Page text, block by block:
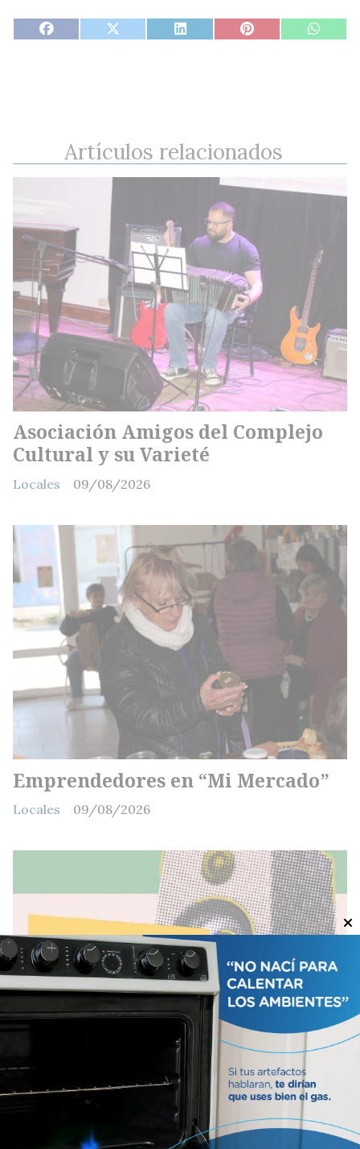
Artículos relacionados
Asociación Amigos del Complejo
Cultural y su Varieté
Locales 09/08/2026
Emprendedores en “Mi Mercado”
Locales 09/08/2026
Varieté en el Complejo
08/08/2026